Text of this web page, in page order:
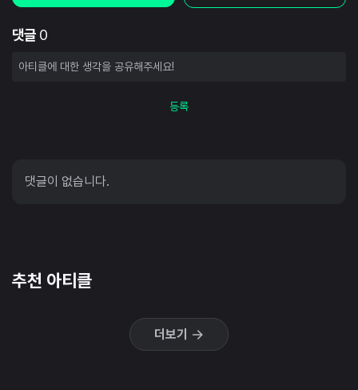
댓글 0
등록
댓글이 없습니다.
추천 아티클
더보기